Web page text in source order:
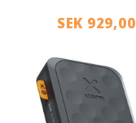
SEK 929,00